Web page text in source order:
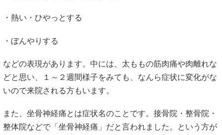
・熱い・ひやっとする
・ぼんやりする
などの表現があります。中には、太ももの筋肉痛や肉離れな
どと思い、１～２週間様子をみても、なんら症状に変化がな
いので来院される方もいます。
また、坐骨神経痛とは症状名のことです。接骨院・整骨院・
整体院などで「坐骨神経痛」だと言われました。という方が